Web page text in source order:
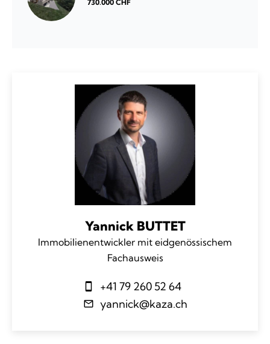
730.000 CHF
Yannick BUTTET
Immobilienentwickler mit eidgenössischem
Fachausweis
+41 79 260 52 64
yannick@kaza.ch